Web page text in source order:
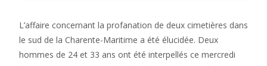
L’affaire concernant la profanation de deux cimetières dans
le sud de la Charente-Maritime a été élucidée. Deux
hommes de 24 et 33 ans ont été interpellés ce mercredi